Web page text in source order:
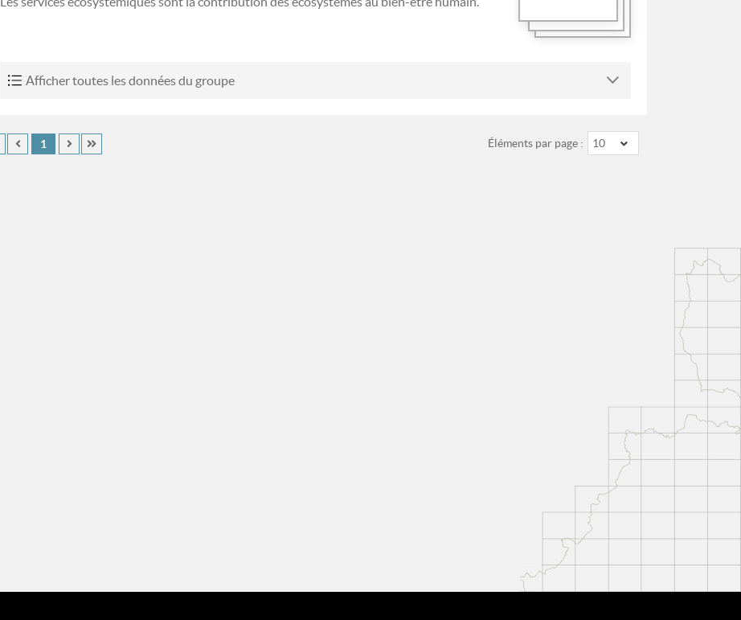
Afficher toutes les données du groupe
Éléments par page : 10
1